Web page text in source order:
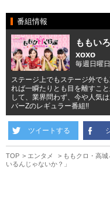
番組情報
ももい
xoxo
毎週日曜
ステージ上でもステージ外で
れば一瞬たりとも目を離すこ
して、業界問わず、今や人気
バーZのレギュラー番組!!
ツイートする
TOP エンタメ
ももクロ・高
いるんじゃないか？」